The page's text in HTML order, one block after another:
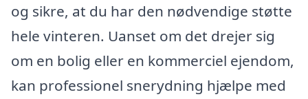
og sikre, at du har den nødvendige støtte
hele vinteren. Uanset om det drejer sig
om en bolig eller en kommerciel ejendom,
kan professionel snerydning hjælpe med